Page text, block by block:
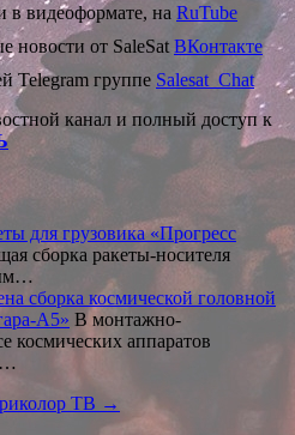
в видеоформате, на RuTube
новости от SaleSat ВКонтакте
Telegram группе Salesat_Chat
канал и полный доступ к
для грузовика «Прогресс
сборка ракеты-носителя
сборка космической головной
А5» В монтажно-
космических аппаратов
ТВ →